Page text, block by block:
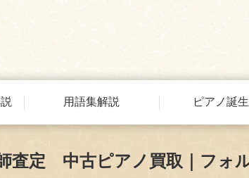
用語集解説 ピアノ誕
査定 中古ピアノ買取｜フォ